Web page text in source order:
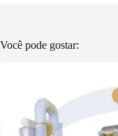
Você pode gostar: